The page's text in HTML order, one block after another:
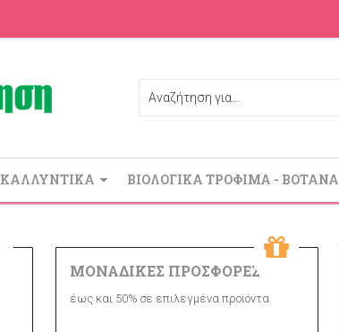
ΚΑΛΛΥΝΤΙΚΑ ΒΙΟΛΟΓΙΚΑ ΤΡΟΦΙΜΑ - ΒΟΤΑΝΑ
ΜΟΝΑΔΙΚΕΣ ΠΡΟΣΦΟΡΕΣ
έως και 50% σε επιλεγμένα προϊόντα